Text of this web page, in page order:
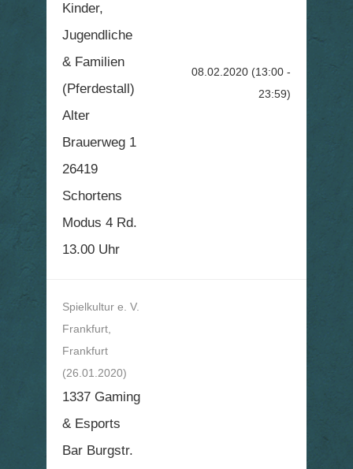
Kinder,
Jugendliche
& Familien
(Pferdestall)
Alter
Brauerweg 1
26419
Schortens
Modus 4 Rd.
13.00 Uhr
08.02.2020 (13:00 -
23:59)
Spielkultur e. V.
Frankfurt,
Frankfurt
(26.01.2020)
1337 Gaming
& Esports
Bar Burgstr.